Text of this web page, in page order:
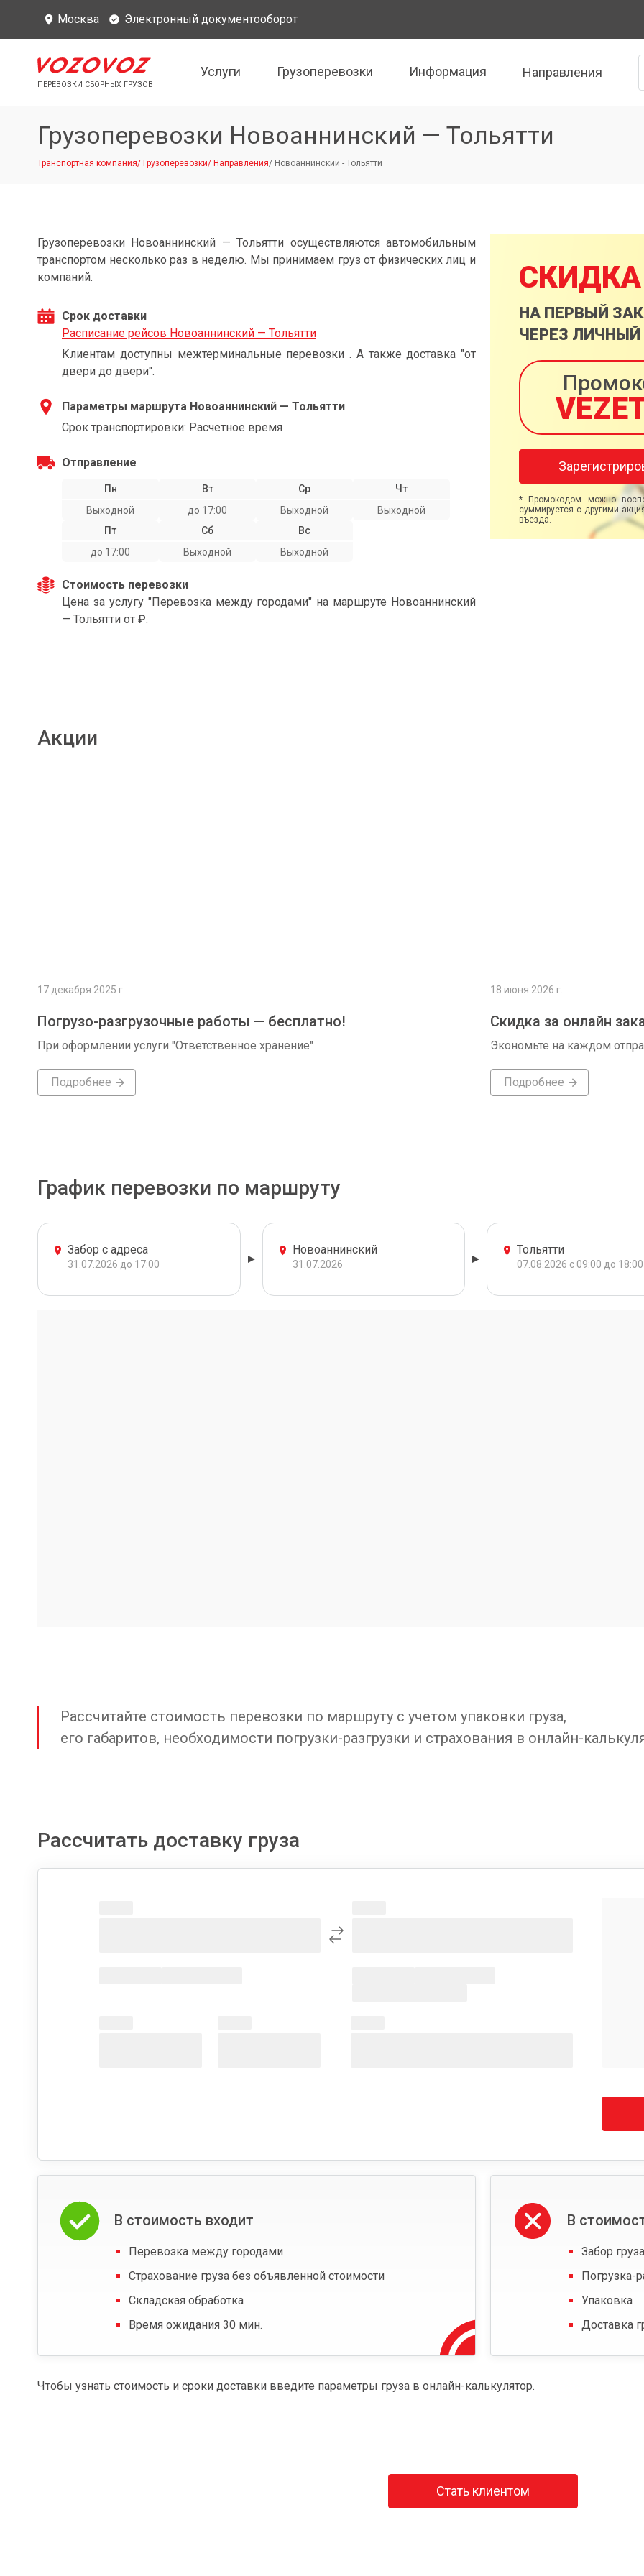
Москва Электронный документооборот
ПЕРЕВОЗКИ СБОРНЫХ ГРУЗОВ
Услуги Грузоперевозки Информация Направления
Грузоперевозки Новоаннинский — Тольятти
Транспортная компания/ Грузоперевозки/ Направления/ Новоаннинский - Тольятти
Грузоперевозки Новоаннинский — Тольятти осуществляются автомобильным
транспортом несколько раз в неделю. Мы принимаем груз от физических лиц и
компаний.
Срок доставки
Расписание рейсов Новоаннинский — Тольятти
Клиентам доступны межтерминальные перевозки . А также доставка "от
двери до двери".
Параметры маршрута Новоаннинский — Тольятти
Срок транспортировки: Расчетное время
Отправление
Пн
Выходной
Вт
до 17:00
Ср
Выходной
Чт
Выходной
Пт
до 17:00
Сб
Выходной
Вс
Выходной
Стоимость перевозки
Цена за услугу "Перевозка между городами" на маршруте Новоаннинский
— Тольятти от ₽.
СКИДКА
НА ПЕРВЫЙ
ЧЕРЕЗ ЛИЧНЫЙ
* Промокодом можно
суммируется с другими
въезда.
Акции
17 декабря 2025 г.
Погрузо-разгрузочные работы — бесплатно!
При оформлении услуги "Ответственное хранение"
Подробнее
18 июня 2026 г.
Скидка за онлайн
Экономьте на каждом
Подробнее
График перевозки по маршруту
Забор с адреса
31.07.2026 до 17:00
Новоаннинский
31.07.2026
Тольятти
07.08.2026 с 09:00 до 18:00
Рассчитайте стоимость перевозки по маршруту с учетом упаковки груза,
его габаритов, необходимости погрузки-разгрузки и страхования в онлайн-
Рассчитать доставку груза
В стоимость входит
Перевозка между городами
Страхование груза без объявленной стоимости
Складская обработка
Время ожидания 30 мин.
В
Забор
Погрузка-
Упаковка
Доставка
Чтобы узнать стоимость и сроки доставки введите параметры груза в онлайн-калькулятор.
Стать клиентом